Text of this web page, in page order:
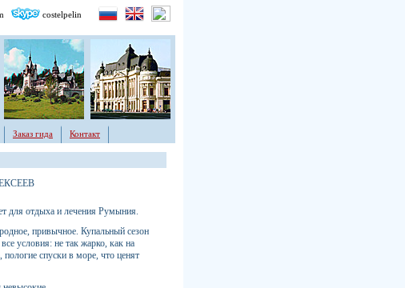
costelpelin
Заказ гида
Контакт
для отдыха и лечения Румыния.
привычное. Купальный сезон
условия: не так жарко, как на
спуски в море, что ценят